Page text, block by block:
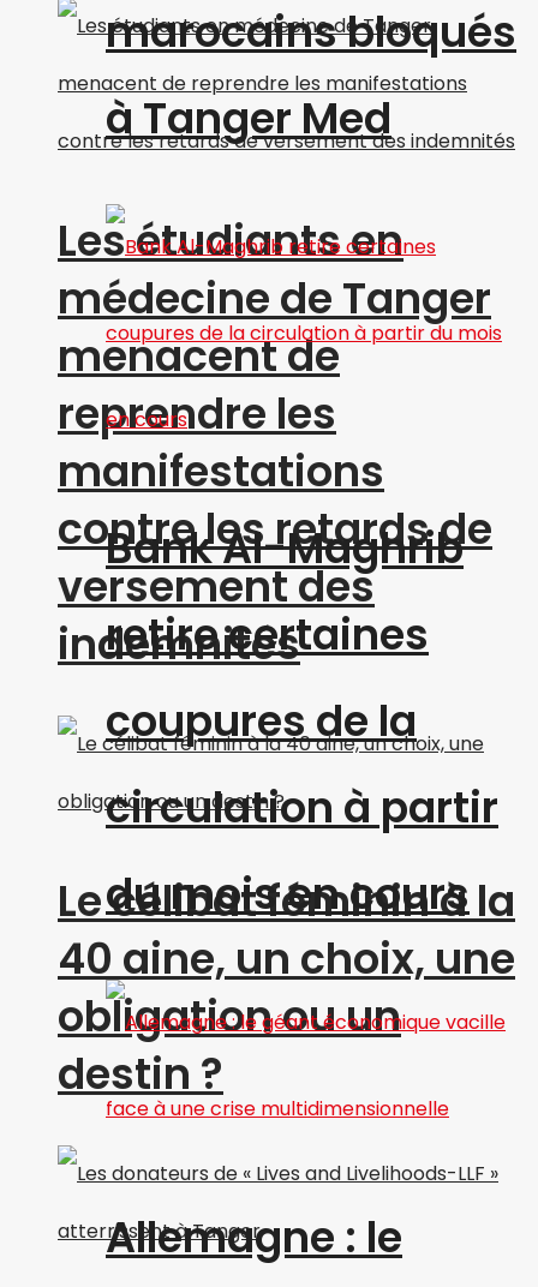
Les étudiants en
médecine de Tanger
menacent de
reprendre les
manifestations
contre les retards de
versement des
indemnités
Le célibat féminin à la
40 aine, un choix, une
obligation ou un
destin ?
marocains bloqués
à Tanger Med
Bank Al-Maghrib
retire certaines
coupures de la
circulation à partir
du mois en cours
Allemagne : le